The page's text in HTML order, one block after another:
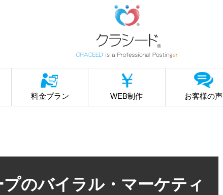
料金プラン WEB制作 お客様の声
のバイラル・マーケティ